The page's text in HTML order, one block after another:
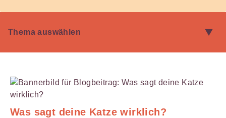
Was sagt deine Katze wirklich?